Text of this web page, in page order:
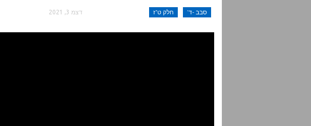
סבב -ד' חלק ט"ז דצמ 3, 2021